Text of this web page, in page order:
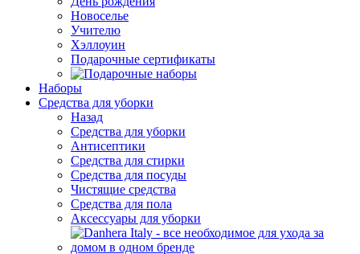
Новоселье
Учителю
Хэллоуин
Подарочные сертификаты
Наборы
Средства для уборки
Назад
Средства для уборки
Антисептики
Средства для стирки
Средства для посуды
Чистящие средства
Средства для пола
Аксессуары для уборки